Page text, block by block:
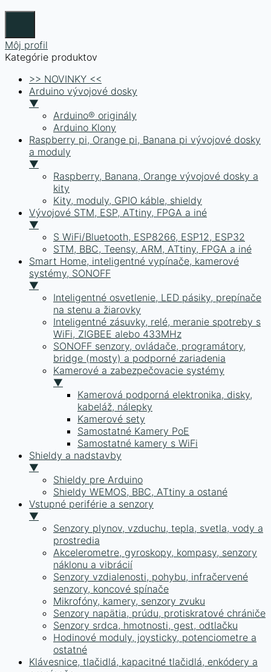
Môj profil
Kategórie produktov
>> NOVINKY <<
Arduino vývojové dosky
▼
Arduino® originály
Arduino Klony
Raspberry pi, Orange pi, Banana pi vývojové dosky
a moduly
▼
Raspberry, Banana, Orange vývojové dosky a
kity
Kity, moduly, GPIO káble, shieldy
Vývojové STM, ESP, ATtiny, FPGA a iné
▼
S WiFi/Bluetooth, ESP8266, ESP12, ESP32
STM, BBC, Teensy, ARM, ATtiny, FPGA a iné
Smart Home, inteligentné vypínače, kamerové
systémy, SONOFF
▼
Inteligentné osvetlenie, LED pásiky, prepínače
na stenu a žiarovky
Inteligentné zásuvky, relé, meranie spotreby s
WiFi, ZIGBEE alebo 433MHz
SONOFF senzory, ovládače, programátory,
bridge (mosty) a podporné zariadenia
Kamerové a zabezpečovacie systémy
▼
Kamerová podporná elektronika, disky,
kabeláž, nálepky
Kamerové sety
Samostatné Kamery PoE
Samostatné kamery s WiFi
Shieldy a nadstavby
▼
Shieldy pre Arduino
Shieldy WEMOS, BBC, ATtiny a ostané
Vstupné periférie a senzory
▼
Senzory plynov, vzduchu, tepla, svetla, vody a
prostredia
Akcelerometre, gyroskopy, kompasy, senzory
náklonu a vibrácií
Senzory vzdialenosti, pohybu, infračervené
senzory, koncové spínače
Mikrofóny, kamery, senzory zvuku
Senzory napätia, prúdu, protiskratové chrániče
Senzory srdca, hmotnosti, gest, odtlačku
Hodinové moduly, joysticky, potenciometre a
ostatné
Klávesnice, tlačidlá, kapacitné tlačidlá, enkódery a